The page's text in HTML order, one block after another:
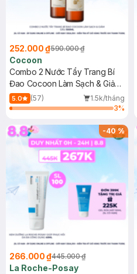
252.000 ₫590.000 ₫
Cocoon
Combo 2 Nước Tẩy Trang Bí
Đao Cocoon Làm Sạch & Giảm
Dầu 500ml
5.0 (57)
1.5k/tháng
3%
-40%
266.000 ₫445.000 ₫
La Roche-Posay